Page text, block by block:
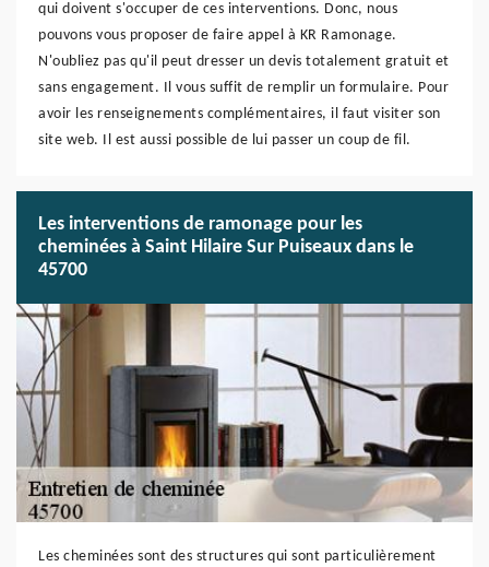
qui doivent s'occuper de ces interventions. Donc, nous
pouvons vous proposer de faire appel à KR Ramonage.
N'oubliez pas qu'il peut dresser un devis totalement gratuit et
sans engagement. Il vous suffit de remplir un formulaire. Pour
avoir les renseignements complémentaires, il faut visiter son
site web. Il est aussi possible de lui passer un coup de fil.
Les interventions de ramonage pour les
cheminées à Saint Hilaire Sur Puiseaux dans le
45700
Les cheminées sont des structures qui sont particulièrement